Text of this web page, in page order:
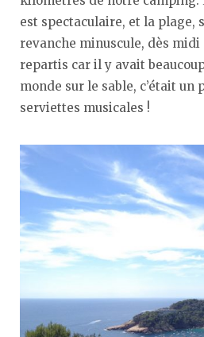
est spectaculaire, et la plage,
revanche minuscule, dès midi
repartis car il y avait
monde sur le sable, c’était un
serviettes musicales !